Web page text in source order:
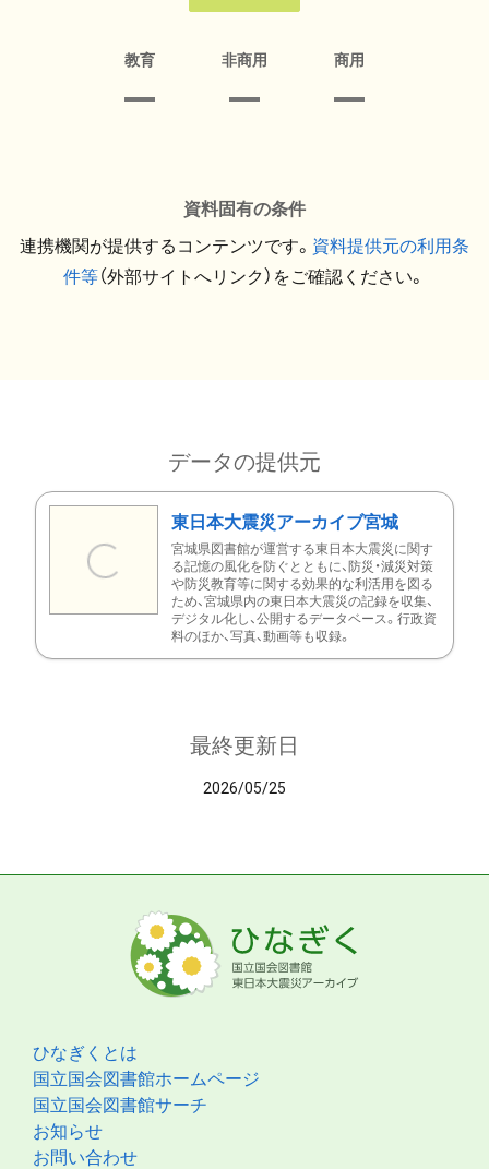
教育 非商用 商用
資料固有の条件
連携機関が提供するコンテンツです。 資料提供元の利用条
件等（外部サイトへリンク）をご確認ください。
データの提供元
東日本大震災アーカイブ宮城
宮城県図書館が運営する東日本大震災に関す
る記憶の風化を防ぐとともに、防災・減災対策
や防災教育等に関する効果的な利活用を図る
ため、宮城県内の東日本大震災の記録を収集、
デジタル化し、公開するデータベース。行政資
料のほか、写真、動画等も収録。
最終更新日
2026/05/25
ひなぎくとは
国立国会図書館ホームページ
国立国会図書館サーチ
お知らせ
お問い合わせ